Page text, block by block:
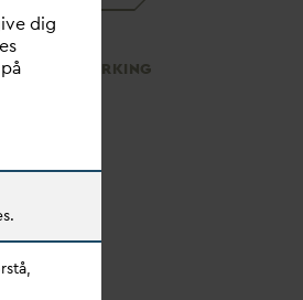
BENCHMARKING
dig